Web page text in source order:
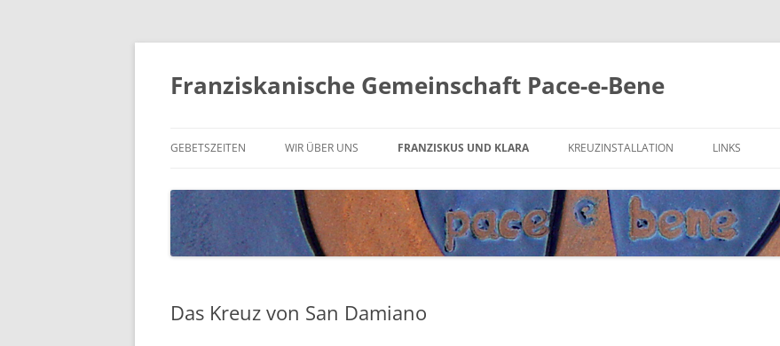
Franziskanische Gemeinschaft Pace-e-Bene
Inhalt
GEBETSZEITEN WIR ÜBER UNS FRANZISKUS UND KLARA
FRIEDENSGEBET
KREUZ VON SAN DAMIANO
KREUZINSTALLATION LINKS
Das Kreuz von San Damiano